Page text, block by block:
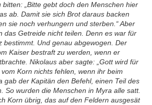
bitten: „Bitte gebt doch den Menschen hier
ab. Damit sie sich Brot daraus backen
sie noch verhungern und sterben.“ Aber
das Getreide nicht teilen. Denn es war für
bestimmt. Und genau abgewogen. Der
Kaiser bestraft zu werden, wenn er
Nikolaus aber sagte: „Gott wird für
Korn nichts fehlen, wenn ihr beim
gab der Kapitän den Befehl, einen Teil des
So wurden die Menschen in Myra alle satt.
Korn übrig, das auf den Feldern ausgesät